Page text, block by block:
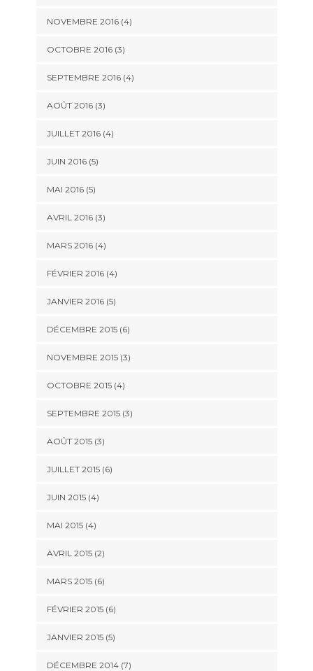
NOVEMBRE 2016(4)
OCTOBRE 2016(3)
SEPTEMBRE 2016(4)
AOÛT 2016(3)
JUILLET 2016(4)
JUIN 2016(5)
MAI 2016(5)
AVRIL 2016(3)
MARS 2016(4)
FÉVRIER 2016(4)
JANVIER 2016(5)
DÉCEMBRE 2015(6)
NOVEMBRE 2015(3)
OCTOBRE 2015(4)
SEPTEMBRE 2015(3)
AOÛT 2015(3)
JUILLET 2015(6)
JUIN 2015(4)
MAI 2015(4)
AVRIL 2015(2)
MARS 2015(6)
FÉVRIER 2015(6)
JANVIER 2015(5)
DÉCEMBRE 2014(7)